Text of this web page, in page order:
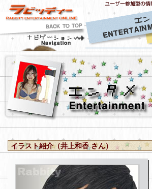
イラスト紹介（井上和香 さん）